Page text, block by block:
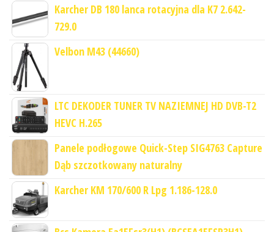
Karcher DB 180 lanca rotacyjna dla K7 2.642-
729.0
Velbon M43 (44660)
LTC DEKODER TUNER TV NAZIEMNEJ HD DVB-T2
HEVC H.265
Panele podłogowe Quick-Step SIG4763 Capture
Dąb szczotkowany naturalny
Karcher KM 170/600 R Lpg 1.186-128.0